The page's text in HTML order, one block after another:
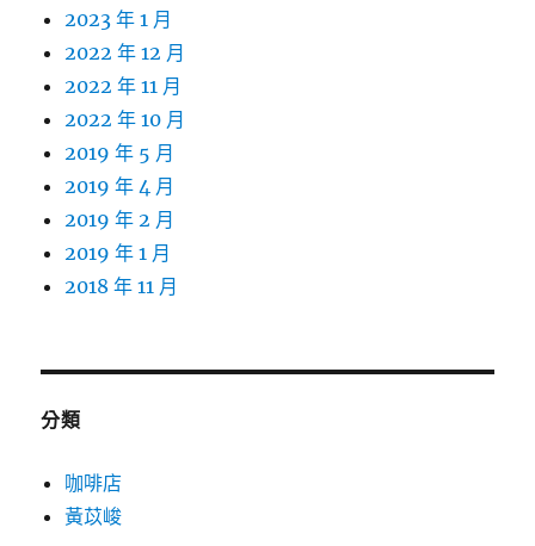
2023 年 1 月
2022 年 12 月
2022 年 11 月
2022 年 10 月
2019 年 5 月
2019 年 4 月
2019 年 2 月
2019 年 1 月
2018 年 11 月
分類
咖啡店
黃苡峻